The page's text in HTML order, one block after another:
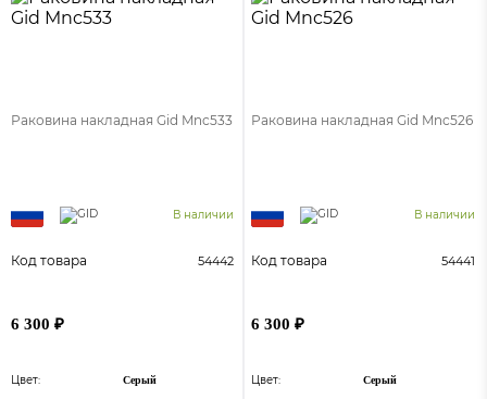
Раковина накладная Gid Mnc533
В наличии
Код товара 54442
6 300 ₽
Цвет: Серый
Раковина накладная Gid Mnc526
В наличии
Код товара 54441
6 300 ₽
Цвет: Серый